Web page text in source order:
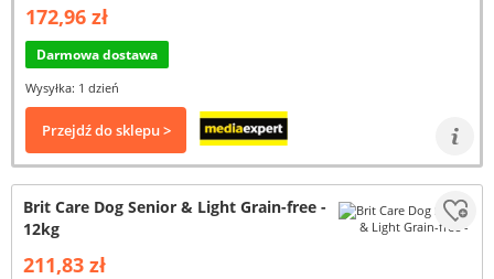
172,96 zł
Darmowa dostawa
Wysyłka: 1 dzień
Przejdź do sklepu >
Brit Care Dog Senior & Light Grain-free -
12kg
211,83 zł